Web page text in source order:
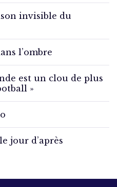
invisible du
l’ombre
est un clou de plus
»
jour d’après